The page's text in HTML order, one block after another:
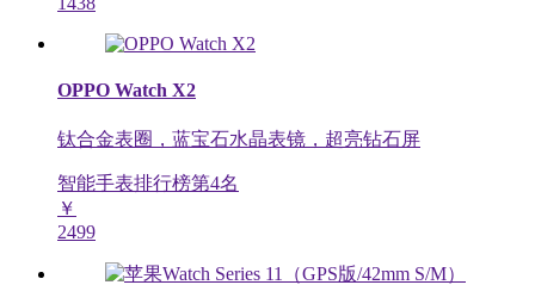
OPPO Watch X2
钛合金表圈，蓝宝石水晶表镜，超亮钻石屏
智能手表排行榜第4名
￥
2499